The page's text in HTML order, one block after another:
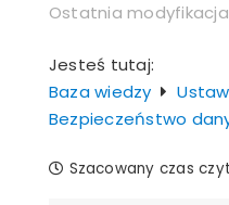
Ostatnia
Jesteś tutaj:
Baza wiedzy
Bezpieczeństwo
Szacowany czas